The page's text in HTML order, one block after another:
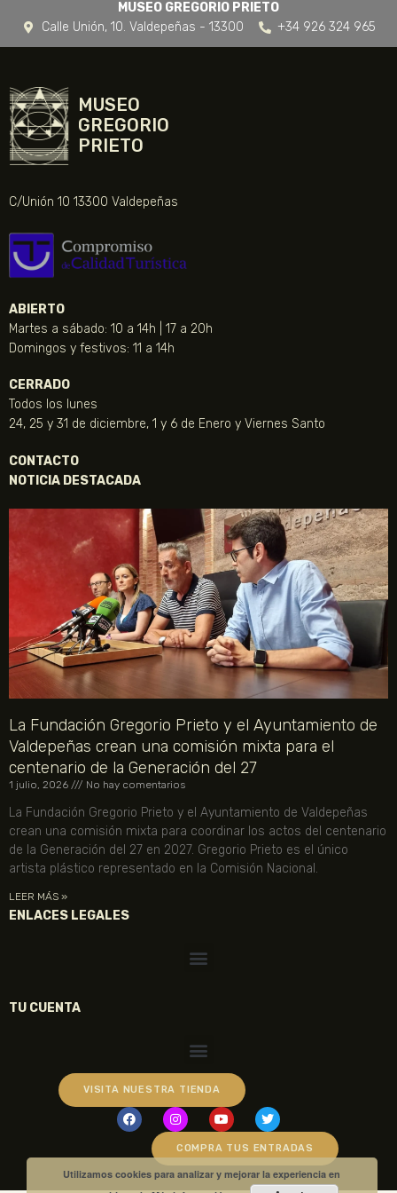
MUSEO GREGORIO PRIETO
Calle Unión, 10. Valdepeñas - 13300
+34 926 324 965
MUSEO
GREGORIO
PRIETO
C/Unión 10 13300 Valdepeñas
ABIERTO
Martes a sábado: 10 a 14h | 17 a 20h
Domingos y festivos: 11 a 14h
CERRADO
Todos los lunes
24, 25 y 31 de diciembre, 1 y 6 de Enero y Viernes Santo
CONTACTO
NOTICIA DESTACADA
La Fundación Gregorio Prieto y el Ayuntamiento de
Valdepeñas crean una comisión mixta para el
centenario de la Generación del 27
1 julio, 2026 No hay comentarios
La Fundación Gregorio Prieto y el Ayuntamiento de Valdepeñas
crean una comisión mixta para coordinar los actos del centenario
de la Generación del 27 en 2027. Gregorio Prieto es el único
artista plástico representado en la Comisión Nacional.
LEER MÁS »
ENLACES LEGALES
TU CUENTA
VISITA NUESTRA TIENDA
COMPRA TUS ENTRADAS
Utilizamos cookies para analizar y mejorar la experiencia en